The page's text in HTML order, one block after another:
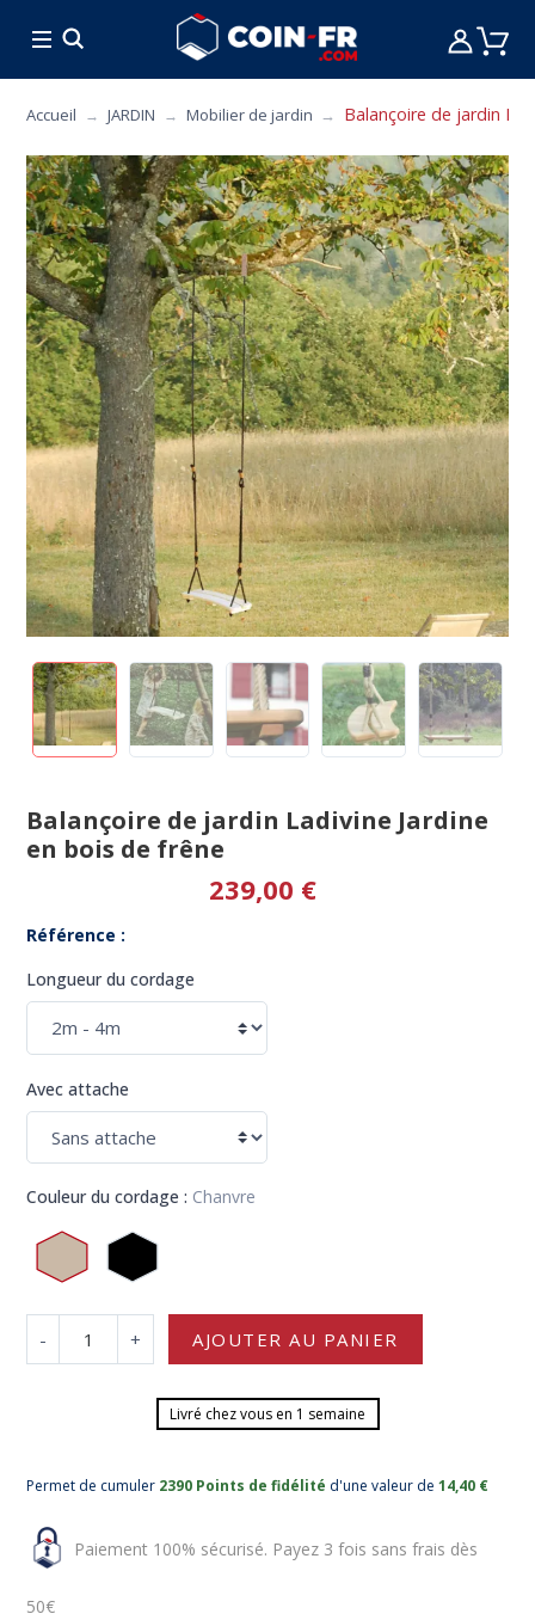
CUISINE MOBILIER
Accueil JARDIN Mobilier de jardin Balançoire de jardin
Balançoire de jardin Ladivine Jardine
en bois de frêne
239,00 €
Référence :
Longueur du cordage
Avec attache
Couleur du cordage : Chanvre
- + AJOUTER AU PANIER
Livré chez vous en 1 semaine
Permet de cumuler 2390 Points de fidélité d'une valeur de14,40 €
Paiement 100% sécurisé. Payez 3 fois sans frais dès
50€